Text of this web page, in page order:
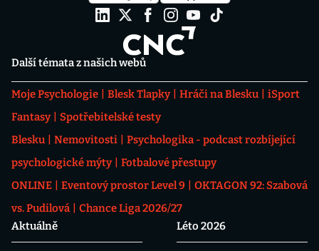
Další témata z našich webů
Moje Psychologie Blesk Tlapky Hráči na Blesku
iSport
Fantasy
Spotřebitelské testy
Blesku
Nemovitosti
Psychologika - podcast rozbíjející
psychologické mýty
Fotbalové přestupy
ONLINE
Eventový prostor Level 9
OKTAGON 92: Szabová
vs. Pudilová
Chance Liga 2026/27
Aktuálně
Léto 2026